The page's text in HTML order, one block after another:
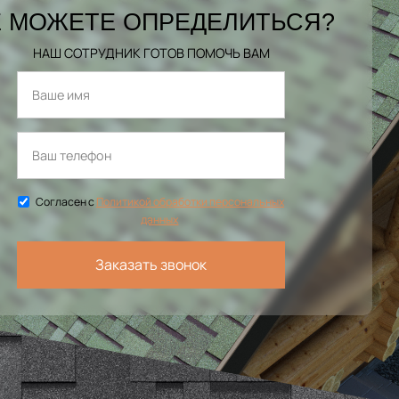
МОЖЕТЕ ОПРЕДЕЛИТЬСЯ?
НАШ СОТРУДНИК ГОТОВ ПОМОЧЬ ВАМ
Согласен сПолитикой обработки персональных
данных
Заказать звонок